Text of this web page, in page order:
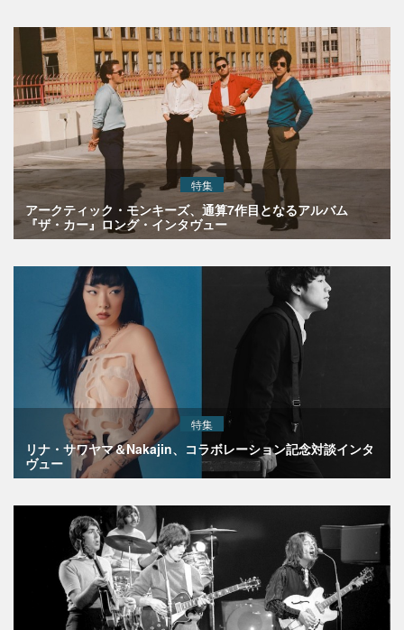
特集
アークティック・モンキーズ、通算7作目となるアルバム
『ザ・カー』ロング・インタヴュー
特集
リナ・サワヤマ＆Nakajin、コラボレーション記念対談インタ
ヴュー